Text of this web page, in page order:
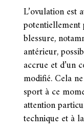
L’ovulation est
potentiellement
blessure,
antérieur,
accrue et d’un
modifié. Cela
sport à ce
attention
technique et à